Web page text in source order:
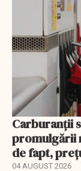
Carburanții
promulgării
de fapt,
04 AUGUST 2026